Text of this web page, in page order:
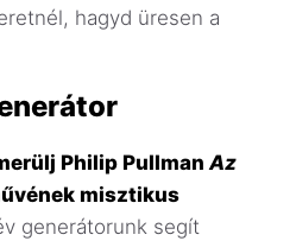
hagyd üresen a
Philip PullmanAz
misztikus
generátorunk segít